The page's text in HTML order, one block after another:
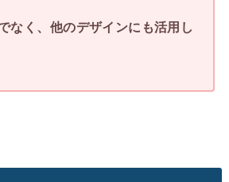
なく、他のデザインにも活用し